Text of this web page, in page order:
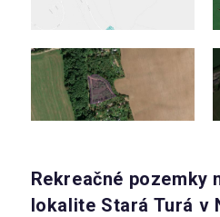
Rekreačné pozemky
lokalite Stará Turá v